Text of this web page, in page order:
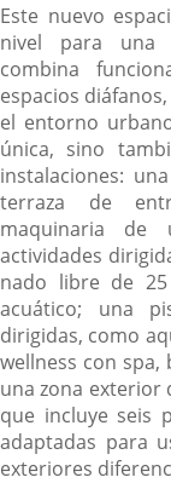
Este nuevo
nivel para una
combina
espacios
el entorno
única, sino
instalaciones:
terraza de
maquinaria de
actividades
nado libre de
acuático; una
dirigidas, como
wellness con
una zona exterior
que incluye seis
adaptadas para
exteriores